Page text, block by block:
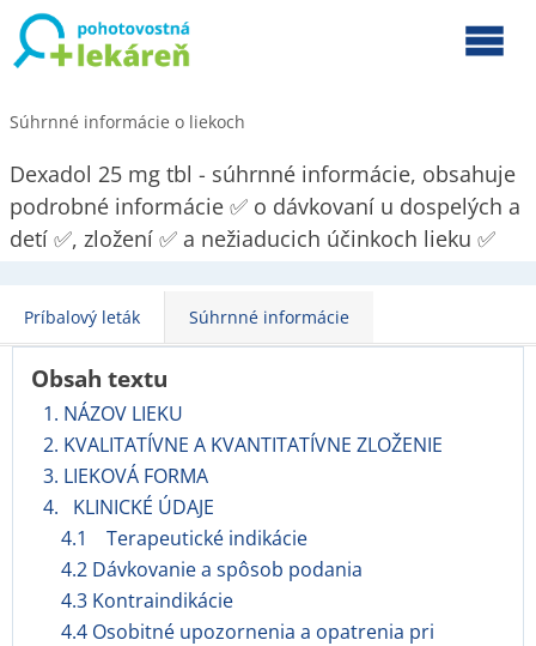
Súhrnné informácie o liekoch
Dexadol 25 mg tbl - súhrnné informácie, obsahuje
podrobné informácie ✅ o dávkovaní u dospelých a
detí ✅, zložení ✅ a nežiaducich účinkoch lieku ✅
Príbalový leták Súhrnné informácie
Obsah textu
1. NÁZOV LIEKU
2. KVALITATÍVNE A KVANTITATÍVNE ZLOŽENIE
3. LIEKOVÁ FORMA
4. KLINICKÉ ÚDAJE
4.1 Terapeutické indikácie
4.2 Dávkovanie a spôsob podania
4.3 Kontraindikácie
4.4 Osobitné upozornenia a opatrenia pri